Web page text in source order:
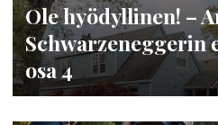
Ole hyödyllinen! –
Schwarzeneggerin
osa 4